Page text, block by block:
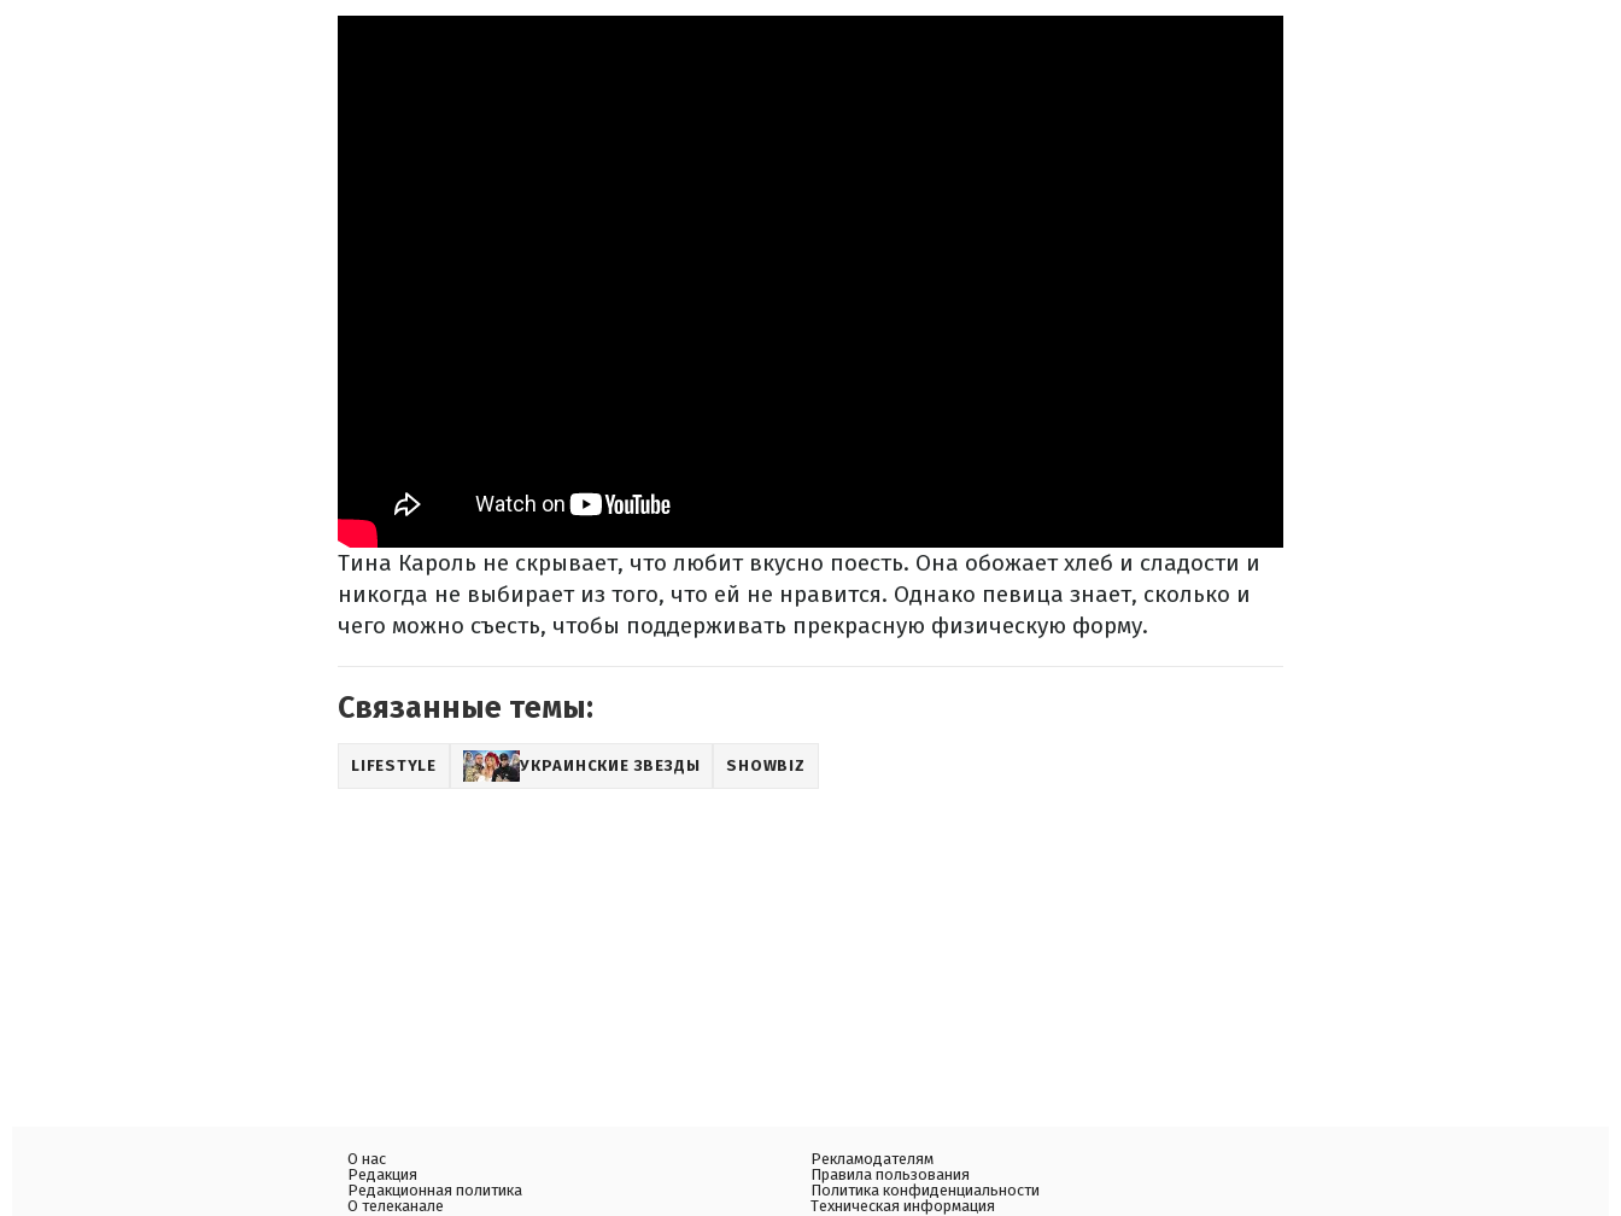
Тина Кароль не скрывает, что любит вкусно поесть. Она обожает хлеб и сладости и
никогда не выбирает из того, что ей не нравится. Однако певица знает, сколько и
чего можно съесть, чтобы поддерживать прекрасную физическую форму.
Связанные темы:
LIFESTYLE УКРАИНСКИЕ ЗВЕЗДЫ SHOWBIZ
О нас
Редакция
Редакционная политика
О телеканале
Рекламодателям
Правила пользования
Политика конфиденциальности
Техническая информация